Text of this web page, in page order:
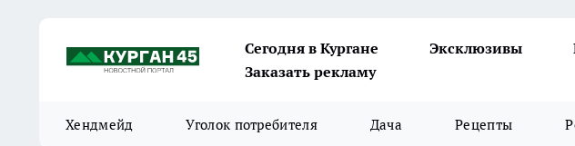
Сегодня в Кургане Эксклюзивы
Заказать рекламу
Хендмейд Уголок потребителя Дача Рецепты